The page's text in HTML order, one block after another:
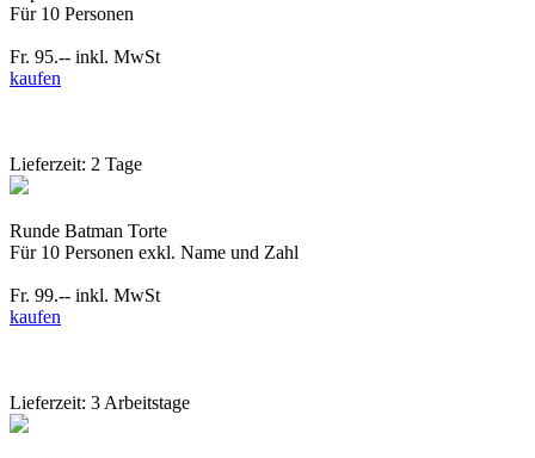
Für 10 Personen
Fr. 95.-- inkl. MwSt
kaufen
Lieferzeit: 2 Tage
Runde Batman Torte
Für 10 Personen exkl. Name und Zahl
Fr. 99.-- inkl. MwSt
kaufen
Lieferzeit: 3 Arbeitstage